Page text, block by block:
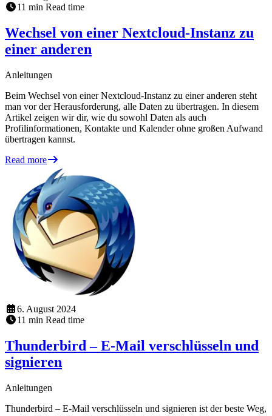
11 min Read time
Wechsel von einer Nextcloud-Instanz zu
einer anderen
Anleitungen
Beim Wechsel von einer Nextcloud-Instanz zu einer anderen steht
man vor der Herausforderung, alle Daten zu übertragen. In diesem
Artikel zeigen wir dir, wie du sowohl Daten als auch
Profilinformationen, Kontakte und Kalender ohne großen Aufwand
übertragen kannst.
Read more
6. August 2024
11 min Read time
Thunderbird – E-Mail verschlüsseln und
signieren
Anleitungen
Thunderbird – E-Mail verschlüsseln und signieren ist der beste Weg,